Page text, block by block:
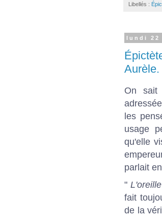
Libellés :
lundi 22
Aurèle.
On sait
les
usage
qu'elle
parlait
"
fait
de la